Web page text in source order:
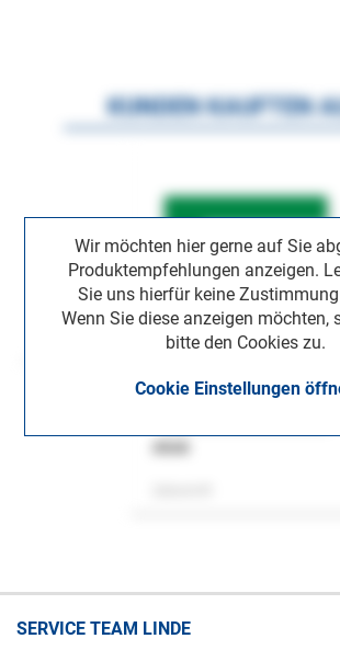
Wir möchten hier gerne auf Sie
Produktempfehlungen anzeigen.
Sie uns hierfür keine
Wenn Sie diese anzeigen möchten,
bitte den Cookies zu.
Cookie Einstellungen
KUNDEN KAUFTEN
SERVICE TEAM LINDE